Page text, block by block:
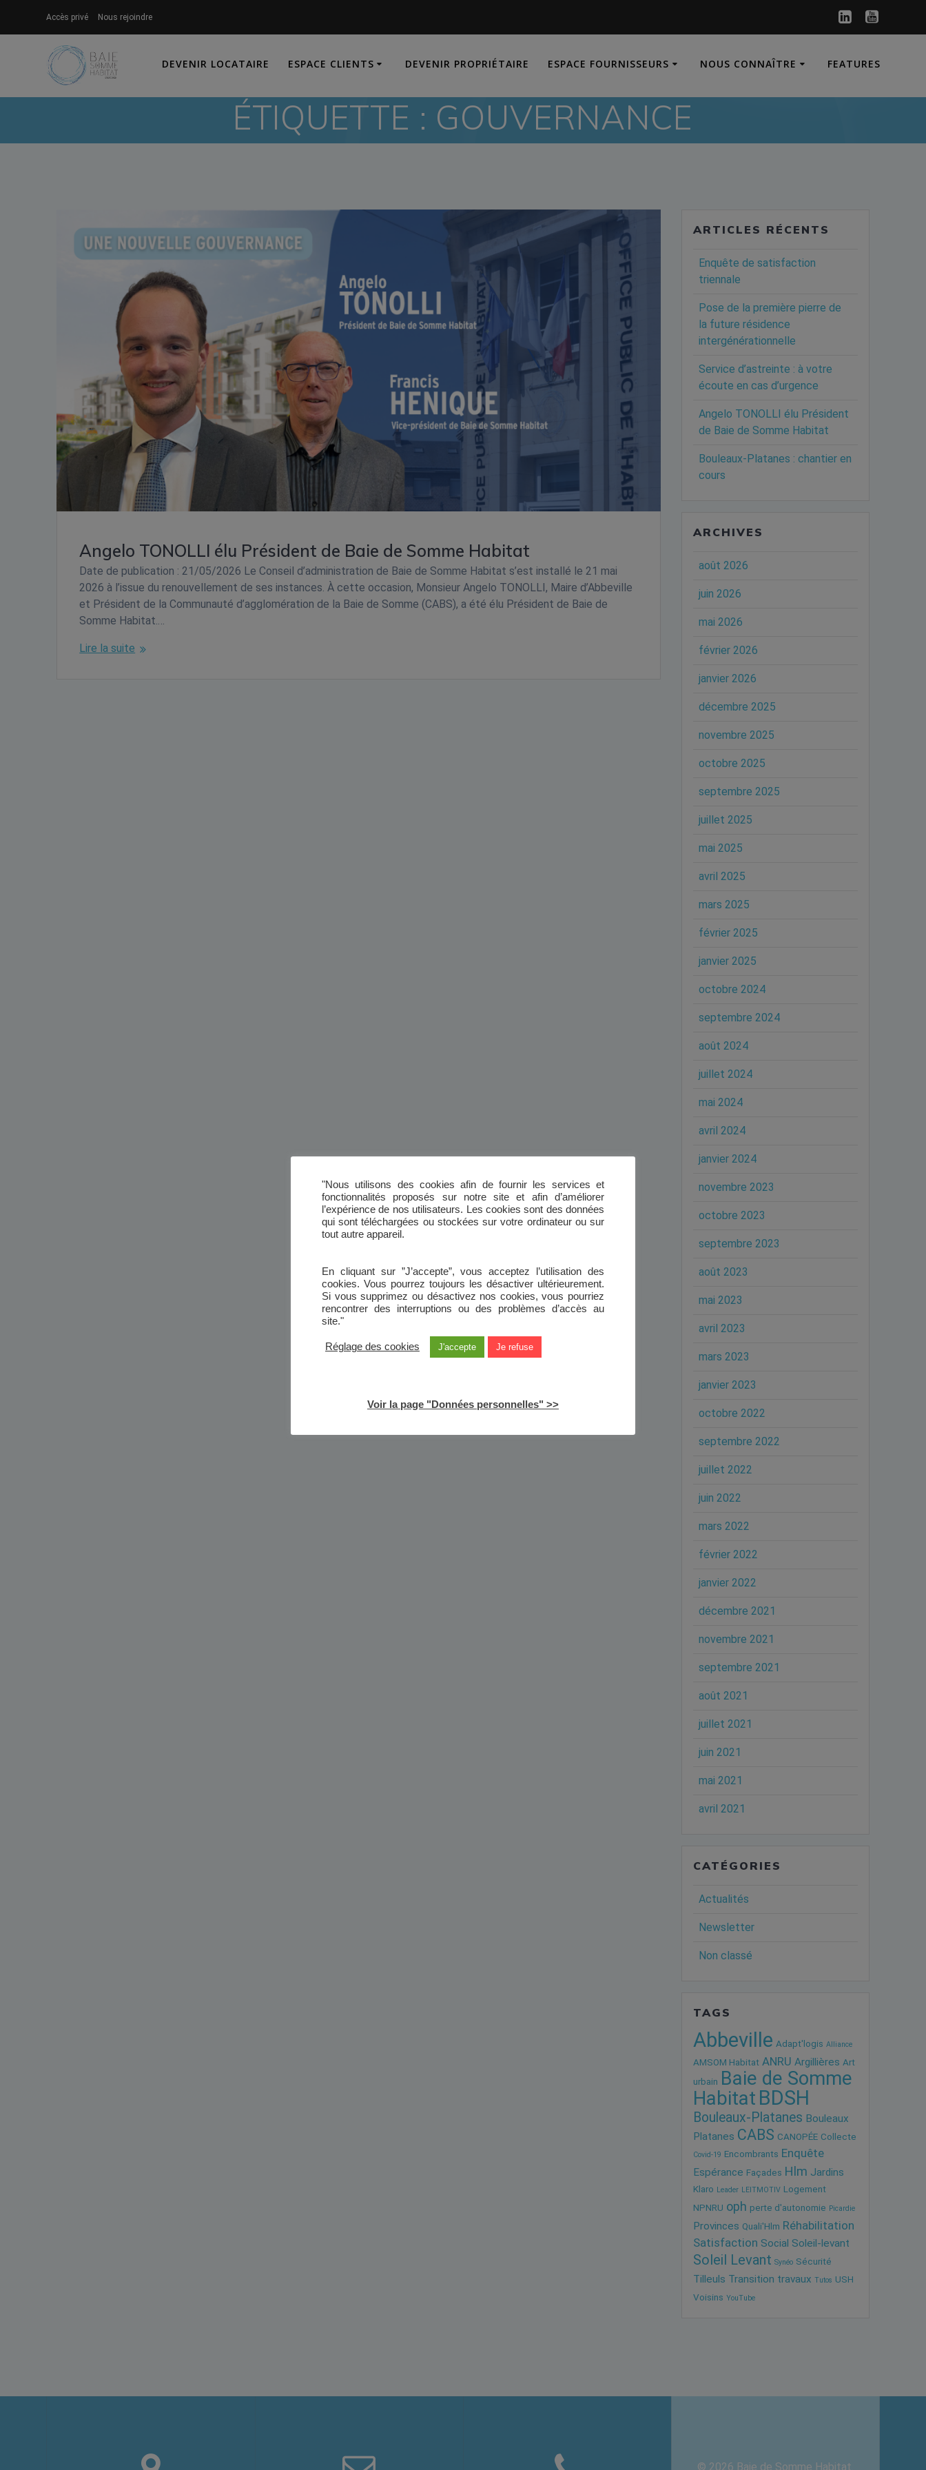
Accès privé Nous rejoindre
DEVENIR LOCATAIRE ESPACE CLIENTS DEVENIR PROPRIÉTAIRE ESPACE FOURNISSEURS NOUS CONNAÎTRE FEATURES
ÉTIQUETTE : GOUVERNANCE
Angelo TONOLLI élu Président de Baie de Somme Habitat
Date de publication : 21/05/2026 Le Conseil d’administration de Baie de Somme Habitat s’est installé le 21 mai
2026 à l’issue du renouvellement de ses instances. À cette occasion, Monsieur Angelo TONOLLI, Maire d’Abbeville
et Président de la Communauté d’agglomération de la Baie de Somme (CABS), a été élu Président de Baie de
Somme Habitat.…
Lire la suite
ARTICLES RÉCENTS
Enquête de satisfaction
triennale
Pose de la première pierre de
la future résidence
intergénérationnelle
Service d’astreinte : à votre
écoute en cas d’urgence
Angelo TONOLLI élu Président
de Baie de Somme Habitat
Bouleaux-Platanes : chantier en
cours
ARCHIVES
août 2026
juin 2026
mai 2026
février 2026
janvier 2026
décembre 2025
novembre 2025
octobre 2025
septembre 2025
juillet 2025
mai 2025
avril 2025
mars 2025
février 2025
janvier 2025
octobre 2024
septembre 2024
août 2024
juillet 2024
mai 2024
avril 2024
janvier 2024
novembre 2023
octobre 2023
septembre 2023
août 2023
mai 2023
avril 2023
mars 2023
janvier 2023
octobre 2022
septembre 2022
juillet 2022
juin 2022
mars 2022
février 2022
janvier 2022
décembre 2021
novembre 2021
septembre 2021
août 2021
juillet 2021
juin 2021
mai 2021
avril 2021
CATÉGORIES
Actualités
Newsletter
Non classé
TAGS
Abbeville Adapt'logis Alliance
AMSOM Habitat ANRU Argillières Art
urbain Baie de Somme
Habitat BDSH
Bouleaux-Platanes Bouleaux
Platanes CABS CANOPÉE Collecte
Covid-19 Encombrants Enquête
Espérance Façades Hlm Jardins
Klaro Leader LEITMOTIV Logement
NPNRU oph perte d'autonomie Picardie
Provinces Quali'Hlm Réhabilitation
Satisfaction Social Soleil-levant
Soleil Levant Synéo Sécurité
Tilleuls Transition travaux Tutos USH
Voisins YouTube
© 2026 Baie de Somme Habitat.
"Nous utilisons des cookies afin de fournir les services et
fonctionnalités proposés sur notre site et afin d’améliorer
l’expérience de nos utilisateurs. Les cookies sont des données
qui sont téléchargées ou stockées sur votre ordinateur ou sur
tout autre appareil.
En cliquant sur ”J’accepte”, vous acceptez l’utilisation des
cookies. Vous pourrez toujours les désactiver ultérieurement.
Si vous supprimez ou désactivez nos cookies, vous pourriez
rencontrer des interruptions ou des problèmes d’accès au
site."
Réglage des cookies J'accepte Je refuse
Voir la page "Données personnelles" >>